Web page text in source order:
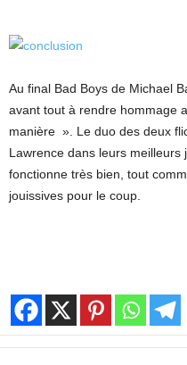
Au final Bad Boys de Michael
avant tout à rendre hommage
manière ». Le duo des deux
Lawrence dans leurs
fonctionne très bien, tout
jouissives pour le coup.